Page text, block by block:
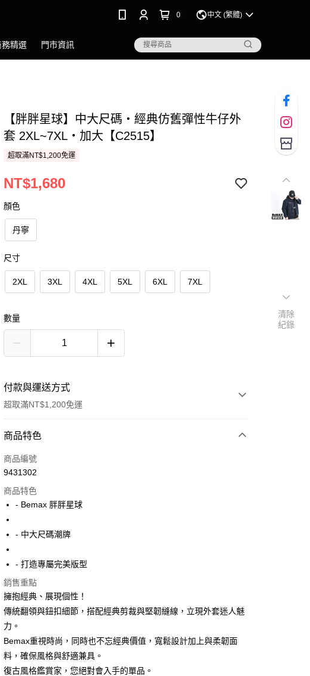
0 中文 (繁體)
務精選 門市資訊
【胖胖星球】中大尺碼‧經典仿舊彈性牛仔外
套 2XL~7XL‧加大【C2515】
超取滿NT$1,200免運
NT$1,680
顏色
丹寧
尺寸
2XL 3XL 4XL 5XL 6XL 7XL
數量
付款與運送方式
超取滿NT$1,200免運
付款方式
信用卡一次付款
LINE Pay
Apple Pay
悠遊付
AFTEE先享後付
相關說明
【關於「AFTEE先享後付」】
AFTEE先享後付是「在收到商品之後才付款」的支付方式。 讓您購物簡單
便利好安心！
１．簡單：不需註冊會員、不需綁卡、不需儲值。
２．便利：只要手機號碼，簡訊認證，即可結帳。
３．安心：先確認商品／服務後，再付款。
ATM付款
運送方式
商品特色
商品編號
9431302
商品特色
- Bemax 胖胖星球
- 中大尺碼潮牌
- 打造專屬完美版型
銷售重點
擁抱經典、展現個性！
傳統翻領與鈕扣細節，搭配經典剪裁與堅韌縫線，立現外套迷人魅
力。
Bemax重視時尚，同時也不忘經典價值，寬鬆設計加上與柔韌面
料，確保風格與舒適兼具。
復古風格鑑賞家，您絕對會入手的單品。
清除
紀錄